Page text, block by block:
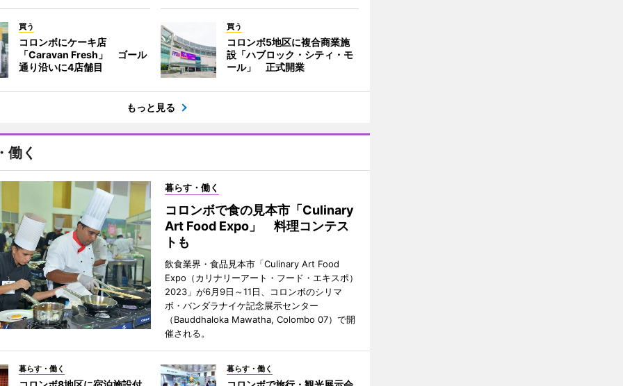
買う
コロンボにケーキ店
「Caravan Fresh」 ゴール
通り沿いに4店舗目
買う
コロンボ5地区に複合商業施
設「ハブロック・シティ・モ
ール」 正式開業
もっと見る
働く
暮らす・働く
コロンボで食の見本市「Culinary
Art Food Expo」 料理コンテス
トも
飲食業界・食品見本市「Culinary Art Food
Expo（カリナリーアート・フード・エキスポ）
2023」が6月9日～11日、コロンボのシリマ
ボ・バンダラナイケ記念展示センター
（Bauddhaloka Mawatha, Colombo 07）で開
催される。
暮らす・働く 暮らす・働く